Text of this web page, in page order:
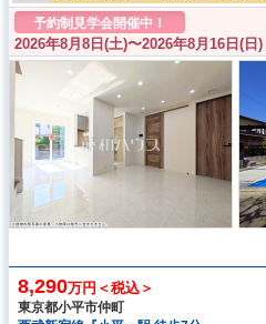
予約制見学会開催中！
2026年8月8日(土)〜2026年8月16日(日
8,290万円＜税込＞
東京都小平市仲町